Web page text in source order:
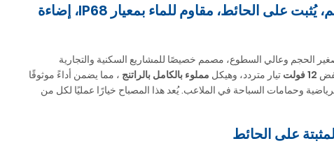
مصباح حمام سباحة LED مملوء بالراتنج YC230-2AP – 230 مم، يُثبت على الحائط، مقاوم للماء بمعيار IP68، إضاءة
الحجم وعالي السطوع، مصمم خصيصًا للمشاريع السكنية والتجارية
12 فولت تيار متردد، وهيكل مملوء بالكامل بالراتنج ، مما يضمن أداءً موثوقًا
وحمامات السباحة في الملاعب. يُعد هذا المصباح خيارًا عمليًا لكل من